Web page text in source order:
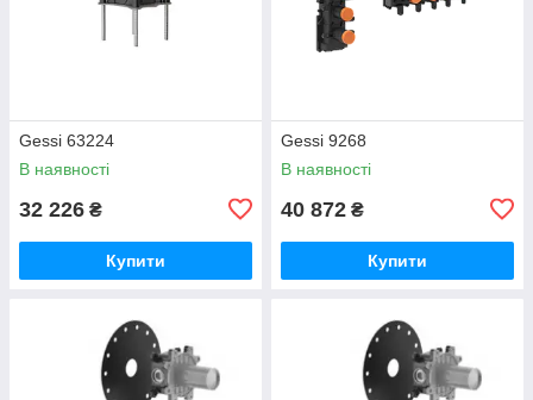
Gessi 63224
В наявності
32 226 ₴
Купити
Gessi 9268
В наявності
40 872 ₴
Купити